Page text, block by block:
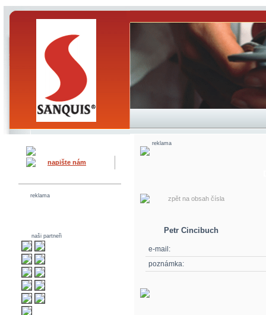
napište nám
reklama
naši partneři
reklama
zpět na obsah čísla
Petr Cincibuch
e-mail:
poznámka: